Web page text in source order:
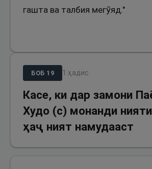
гашта ва талбия мегӯяд."
БОБ 19 1 ҳадис
Касе, ки дар замони
Худо (с) монанди
ҳаҷ ният намудааст